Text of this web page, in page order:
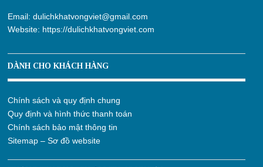
Email:dulichkhatvongviet@gmail.com
Website: https://dulichkhatvongviet.com
DÀNH CHO KHÁCH HÀNG
Chính sách và quy định chung
Quy định và hình thức thanh toán
Chính sách bảo mật thông tin
Sitemap – Sơ đồ website